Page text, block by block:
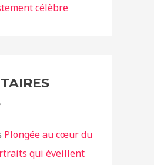
célèbre
Plongée au cœur du
qui éveillent